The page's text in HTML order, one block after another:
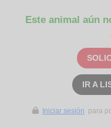
Este animal aún
IR A
Iniciar sesión para